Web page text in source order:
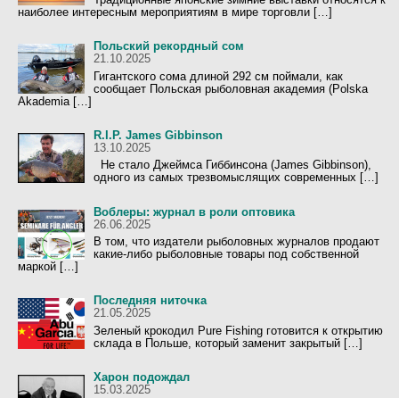
наиболее интересным мероприятиям в мире торговли […]
Польский рекордный сом
21.10.2025
Гигантского сома длиной 292 см поймали, как
сообщает Польская рыболовная академия (Polska
Akademia […]
R.I.P. James Gibbinson
13.10.2025
Не стало Джеймса Гиббинсона (James Gibbinson),
одного из самых трезвомыслящих современных […]
Воблеры: журнал в роли оптовика
26.06.2025
В том, что издатели рыболовных журналов продают
какие-либо рыболовные товары под собственной
маркой […]
Последняя ниточка
21.05.2025
Зеленый крокодил Pure Fishing готовится к открытию
склада в Польше, который заменит закрытый […]
Харон подождал
15.03.2025